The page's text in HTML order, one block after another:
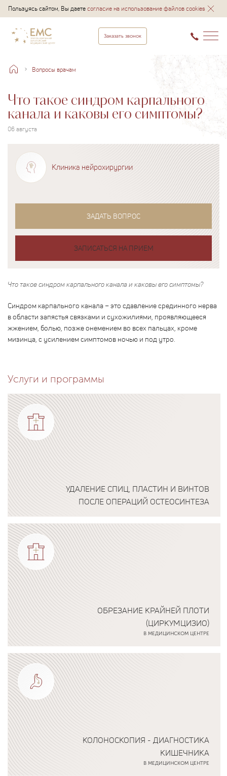
Пользуясь сайтом, Вы даетесогласие на использование файлов cookies
Заказать звонок
Вопросы врачам
Что такое синдром карпального
канала и каковы его симптомы?
06 августа
Клиника нейрохирургии
ЗАДАТЬ ВОПРОС
ЗАПИСАТЬСЯ НА ПРИЕМ
Что такое синдром карпального канала и каковы его симптомы?
Синдром карпального канала – это сдавление срединного нерва
в области запястья связками и сухожилиями, проявляющееся
жжением, болью, позже онемением во всех пальцах, кроме
мизинца, с усилением симптомов ночью и под утро.
Услуги и программы
УДАЛЕНИЕ СПИЦ, ПЛАСТИН И ВИНТОВ
ПОСЛЕ ОПЕРАЦИЙ ОСТЕОСИНТЕЗА
Подробнее о программе
ОБРЕЗАНИЕ КРАЙНЕЙ ПЛОТИ
(ЦИРКУМЦИЗИО)
В МЕДИЦИНСКОМ ЦЕНТРЕ
Подробнее о программе
КОЛОНОСКОПИЯ - ДИАГНОСТИКА
КИШЕЧНИКА
В МЕДИЦИНСКОМ ЦЕНТРЕ